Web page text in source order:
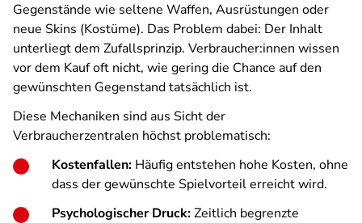
Gegenstände wie seltene Waffen, Ausrüstungen oder
neue Skins (Kostüme). Das Problem dabei: Der Inhalt
unterliegt dem Zufallsprinzip. Verbraucher:innen wissen
vor dem Kauf oft nicht, wie gering die Chance auf den
gewünschten Gegenstand tatsächlich ist.
Diese Mechaniken sind aus Sicht der
Verbraucherzentralen höchst problematisch:
Kostenfallen: Häufig entstehen hohe Kosten, ohne
dass der gewünschte Spielvorteil erreicht wird.
Psychologischer Druck:Zeitlich begrenzte